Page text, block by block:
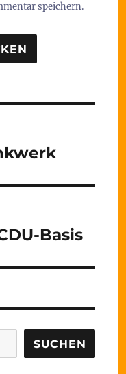
speichern.
Basis
SUCHEN